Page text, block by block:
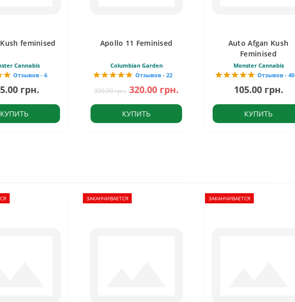
feminised
Cannabis
Отзывов - 6
грн.
КУПИТЬ
Apollo 11 Feminised
Columbian Garden
Отзывов - 22
350.00 грн. 320.00 грн.
КУПИТЬ
Auto Afgan Kush
Feminised
Monster Cannabis
Отзывов - 40
105.00 грн.
КУПИТЬ
ЗАКАНЧИВАЕТСЯ ЗАКАНЧИВАЕТСЯ